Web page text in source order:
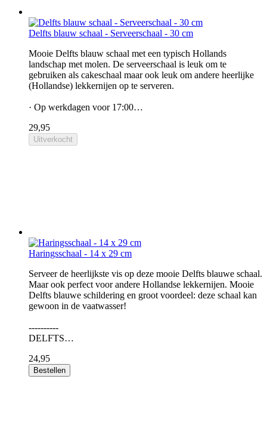
Delfts blauw schaal - Serveerschaal - 30 cm
Mooie Delfts blauw schaal met een typisch Hollands
landschap met molen. De serveerschaal is leuk om te
gebruiken als cakeschaal maar ook leuk om andere heerlijke
(Hollandse) lekkernijen op te serveren.
· Op werkdagen voor 17:00…
29,95
Uitverkocht
Haringsschaal - 14 x 29 cm
Serveer de heerlijkste vis op deze mooie Delfts blauwe schaal.
Maar ook perfect voor andere Hollandse lekkernijen. Mooie
Delfts blauwe schildering en groot voordeel: deze schaal kan
gewoon in de vaatwasser!
----------
DELFTS…
24,95
Bestellen